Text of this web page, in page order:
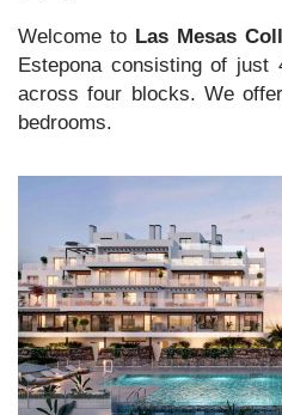
Welcome to Las Mesas
Estepona consisting of just
across four blocks. We
bedrooms.